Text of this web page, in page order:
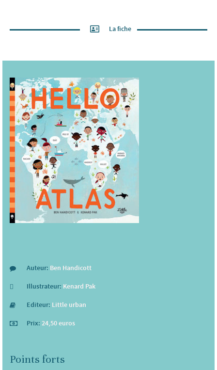
La fiche
Auteur: Ben Handicott
Illustrateur: Kenard Pak
Editeur: Little urban
Prix: 24,50 euros
Points forts